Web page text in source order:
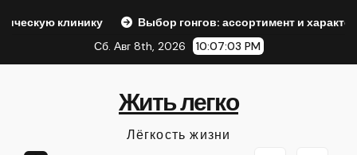
Выбор гонгов: ассортимент и характеристики
Сб. Авг 8th, 2026
10:07:04 PM
Жить легко
Лёгкость жизни